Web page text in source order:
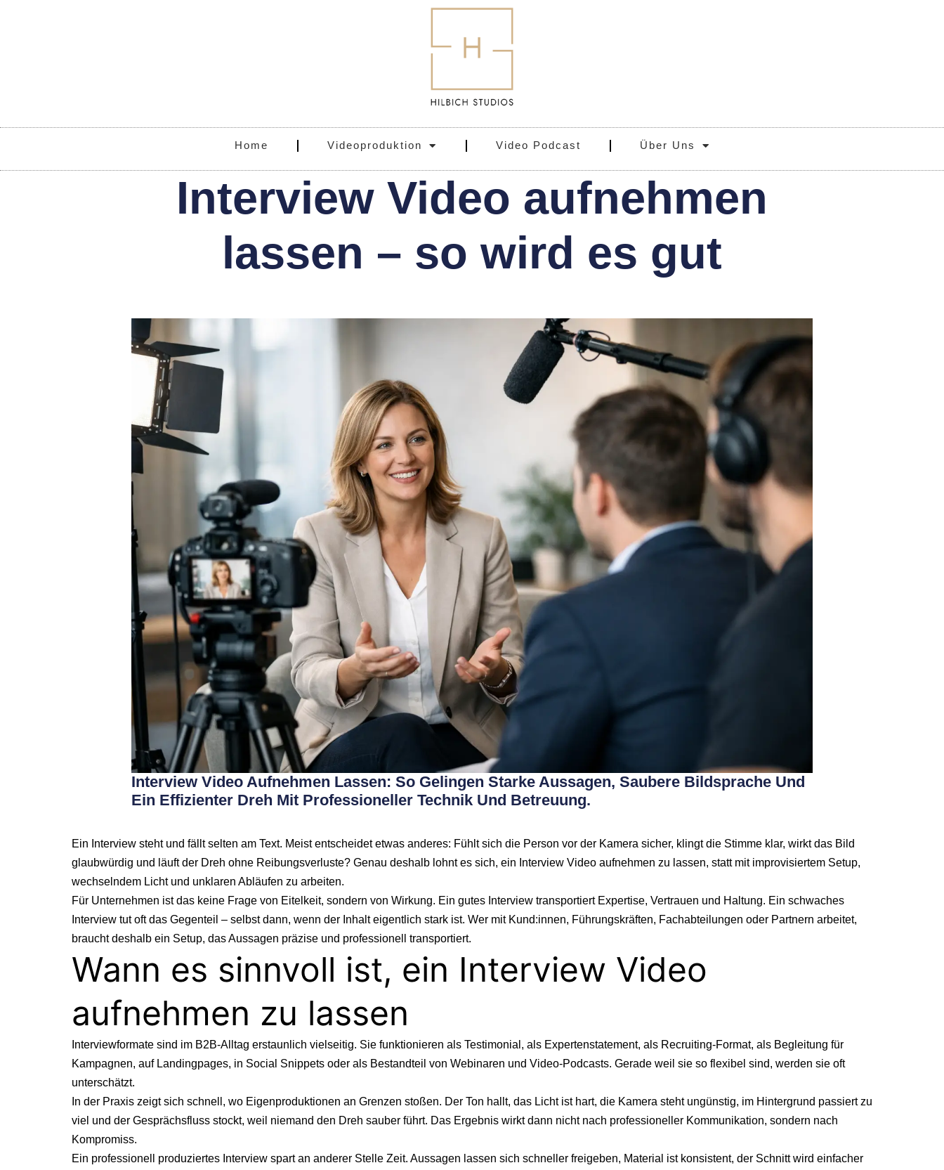
Home Videoproduktion Video Podcast Über Uns
Interview Video aufnehmen
lassen – so wird es gut
Interview Video Aufnehmen Lassen: So Gelingen Starke Aussagen, Saubere Bildsprache Und
Ein Effizienter Dreh Mit Professioneller Technik Und Betreuung.
Ein Interview steht und fällt selten am Text. Meist entscheidet etwas anderes: Fühlt sich die Person vor der Kamera sicher, klingt die Stimme klar, wirkt das Bild
glaubwürdig und läuft der Dreh ohne Reibungsverluste? Genau deshalb lohnt es sich, ein Interview Video aufnehmen zu lassen, statt mit improvisiertem Setup,
wechselndem Licht und unklaren Abläufen zu arbeiten.
Für Unternehmen ist das keine Frage von Eitelkeit, sondern von Wirkung. Ein gutes Interview transportiert Expertise, Vertrauen und Haltung. Ein schwaches
Interview tut oft das Gegenteil – selbst dann, wenn der Inhalt eigentlich stark ist. Wer mit Kund:innen, Führungskräften, Fachabteilungen oder Partnern arbeitet,
braucht deshalb ein Setup, das Aussagen präzise und professionell transportiert.
Wann es sinnvoll ist, ein Interview Video
aufnehmen zu lassen
Interviewformate sind im B2B-Alltag erstaunlich vielseitig. Sie funktionieren als Testimonial , als Expertenstatement, als Recruiting-Format, als Begleitung für
Kampagnen, auf Landingpages, in Social Snippets oder als Bestandteil von Webinaren und Video-Podcasts. Gerade weil sie so flexibel sind, werden sie oft
unterschätzt.
In der Praxis zeigt sich schnell, wo Eigenproduktionen an Grenzen stoßen. Der Ton hallt, das Licht ist hart, die Kamera steht ungünstig, im Hintergrund passiert zu
viel und der Gesprächsfluss stockt, weil niemand den Dreh sauber führt. Das Ergebnis wirkt dann nicht nach professioneller Kommunikation, sondern nach
Kompromiss.
Ein professionell produziertes Interview spart an anderer Stelle Zeit. Aussagen lassen sich schneller freigeben, Material ist konsistent, der Schnitt wird einfacher